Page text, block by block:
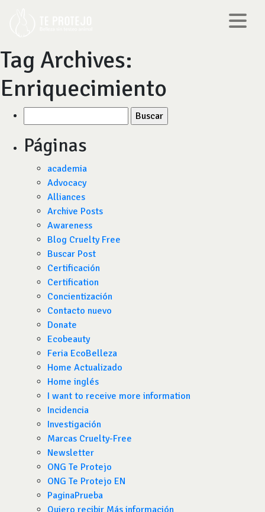
Tag Archives:
Enriquecimiento
por:
Páginas
academia
Advocacy
Alliances
Archive Posts
Awareness
Blog Cruelty Free
Buscar Post
Certificación
Certification
Concientización
Contacto nuevo
Donate
Ecobeauty
Feria EcoBelleza
Home Actualizado
Home inglés
I want to receive more information
Incidencia
Investigación
Marcas Cruelty-Free
Newsletter
ONG Te Protejo
ONG Te Protejo EN
PaginaPrueba
Quiero recibir Más información